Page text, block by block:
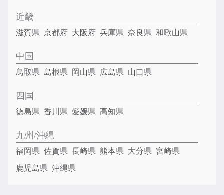
近畿
滋賀県 京都府 大阪府 兵庫県 奈良県 和歌山県
中国
鳥取県 島根県 岡山県 広島県 山口県
四国
徳島県 香川県 愛媛県 高知県
九州/沖縄
福岡県 佐賀県 長崎県 熊本県 大分県 宮崎県
鹿児島県 沖縄県